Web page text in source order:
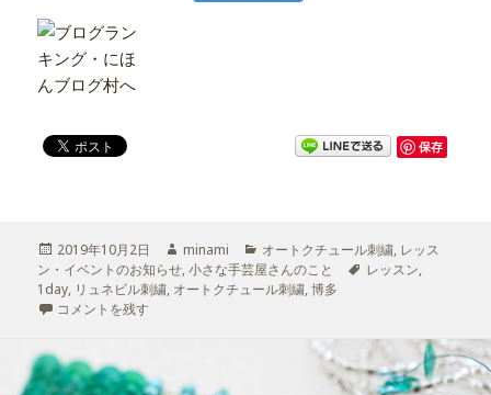
保存
投
稿
日:
2019年10月2日
作
成
者
minami
カ
テ
ゴ
オートクチュール刺繍, レッス
ン・イベントのお知らせ,小さな手芸屋さんのこと
タ
レッスン,
1day, リュネビル刺繍, オートクチュール刺繍,博多
博多 1dayアドバンスレッスン に
コメントを残す